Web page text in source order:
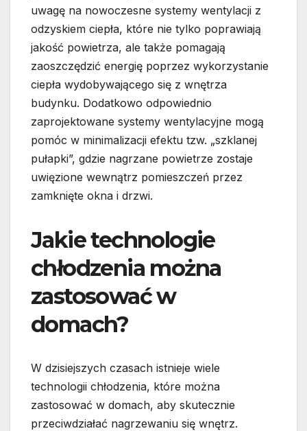
uwagę na nowoczesne systemy wentylacji z
odzyskiem ciepła, które nie tylko poprawiają
jakość powietrza, ale także pomagają
zaoszczędzić energię poprzez wykorzystanie
ciepła wydobywającego się z wnętrza
budynku. Dodatkowo odpowiednio
zaprojektowane systemy wentylacyjne mogą
pomóc w minimalizacji efektu tzw. „szklanej
pułapki”, gdzie nagrzane powietrze zostaje
uwięzione wewnątrz pomieszczeń przez
zamknięte okna i drzwi.
Jakie technologie
chłodzenia można
zastosować w
domach?
W dzisiejszych czasach istnieje wiele
technologii chłodzenia, które można
zastosować w domach, aby skutecznie
przeciwdziałać nagrzewaniu się wnętrz.